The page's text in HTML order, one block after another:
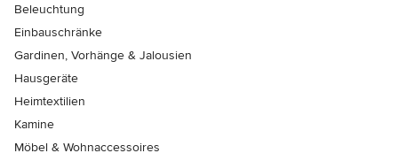
Beleuchtung
Einbauschränke
Gardinen, Vorhänge & Jalousien
Hausgeräte
Heimtextilien
Kamine
Möbel & Wohnaccessoires